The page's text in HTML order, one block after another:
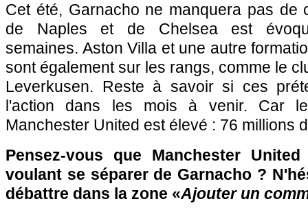
Cet été, Garnacho ne manquera pas de
de Naples et de Chelsea est
semaines. Aston Villa et une autre
sont également sur les rangs, comme le
Leverkusen. Reste à savoir si ces
l'action dans les mois à venir. Car
Manchester United est élevé : 76 millions
Pensez-vous que Manchester
voulant se séparer de Garnacho ?
débattre dans la zone «Ajouter un